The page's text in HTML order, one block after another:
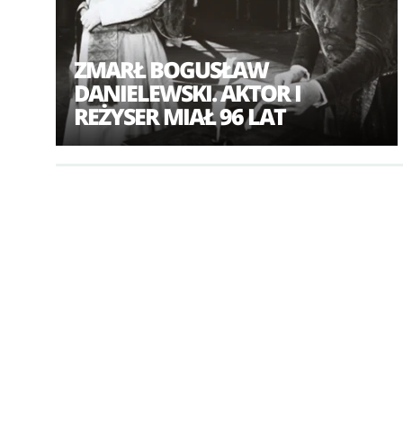
ZMARŁ BOGUSŁAW
DANIELEWSKI. AKTOR I
REŻYSER MIAŁ 96 LAT